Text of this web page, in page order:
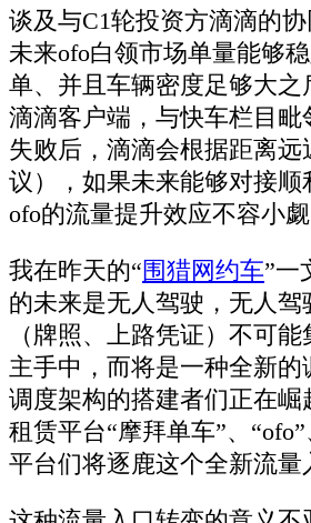
谈及与C1轮投资方滴滴的
未来ofo白领市场单量能够
单、并且车辆密度足够大之
滴滴客户端，与快车栏目毗
失败后，滴滴会根据距离远
议），如果未来能够对接顺
ofo的流量提升效应不容小觑
我在昨天的“围猎网约车”一
的未来是无人驾驶，无人驾
（牌照、上路凭证）不可
主手中，而将是一种全新的
调度架构的搭建者们正在崛
租赁平台“摩拜单车”、
平台们将逐鹿这个全新流量